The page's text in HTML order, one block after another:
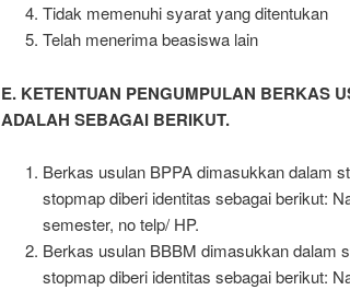
Tidak memenuhi syarat yang ditentukan
Telah menerima beasiswa lain
E. KETENTUAN PENGUMPULAN BERKAS
ADALAH SEBAGAI BERIKUT.
Berkas usulan BPPA dimasukkan dalam
stopmap diberi identitas sebagai berikut:
semester, no telp/ HP.
Berkas usulan BBBM dimasukkan dalam
stopmap diberi identitas sebagai berikut: